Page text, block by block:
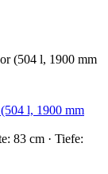
l, 1900 mm
83 cm · Tiefe: